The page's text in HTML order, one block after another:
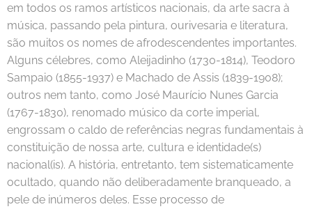
em todos os ramos artísticos nacionais, da arte sacra à
música, passando pela pintura, ourivesaria e literatura,
são muitos os nomes de afrodescendentes importantes.
Alguns célebres, como Aleijadinho (1730-1814), Teodoro
Sampaio (1855-1937) e Machado de Assis (1839-1908);
outros nem tanto, como José Maurício Nunes Garcia
(1767-1830), renomado músico da corte imperial,
engrossam o caldo de referências negras fundamentais à
constituição de nossa arte, cultura e identidade(s)
nacional(is). A história, entretanto, tem sistematicamente
ocultado, quando não deliberadamente branqueado, a
pele de inúmeros deles. Esse processo de